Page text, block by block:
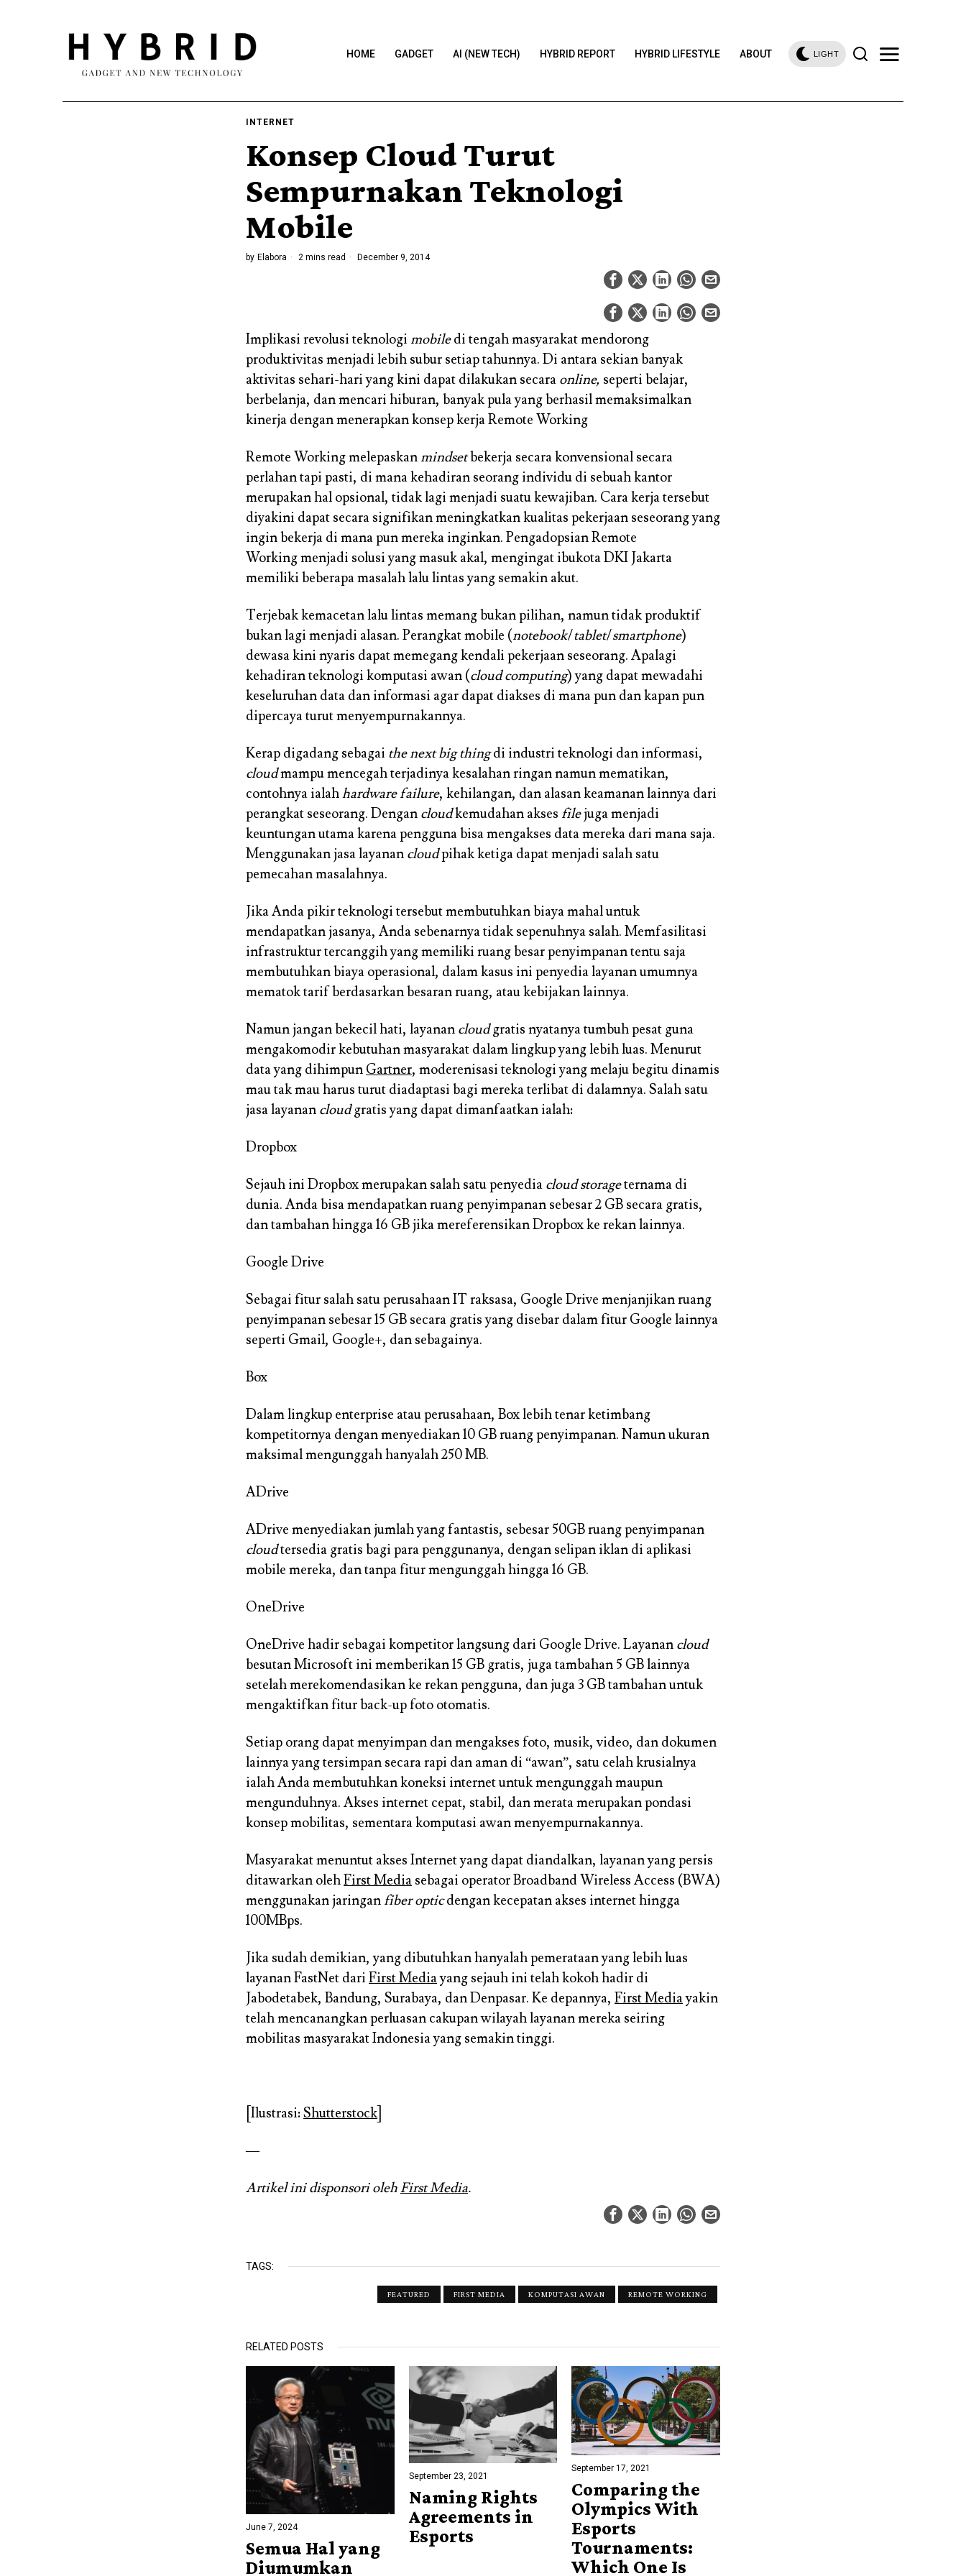
HOME GADGET AI (NEW TECH) HYBRID REPORT HYBRID LIFESTYLE ABOUT LIGHT
INTERNET
Konsep Cloud Turut
Sempurnakan Teknologi
Mobile
by Elabora 2 mins read December 9, 2014
Implikasi revolusi teknologi mobiledi tengah masyarakat mendorong
produktivitas menjadi lebih subur setiap tahunnya. Di antara sekian banyak
aktivitas sehari-hari yang kini dapat dilakukan secara online, seperti belajar,
berbelanja, dan mencari hiburan, banyak pula yang berhasil memaksimalkan
kinerja dengan menerapkan konsep kerja Remote Working
Remote Working melepaskan mindsetbekerja secara konvensional secara
perlahan tapi pasti, di mana kehadiran seorang individu di sebuah kantor
merupakan hal opsional, tidak lagi menjadi suatu kewajiban. Cara kerja tersebut
diyakini dapat secara signifikan meningkatkan kualitas pekerjaan seseorang yang
ingin bekerja di mana pun mereka inginkan. Pengadopsian Remote
Working menjadi solusi yang masuk akal, mengingat ibukota DKI Jakarta
memiliki beberapa masalah lalu lintas yang semakin akut.
Terjebak kemacetan lalu lintas memang bukan pilihan, namun tidak produktif
bukan lagi menjadi alasan. Perangkat mobile (notebook/tablet/smartphone)
dewasa kini nyaris dapat memegang kendali pekerjaan seseorang. Apalagi
kehadiran teknologi komputasi awan (cloud computing) yang dapat mewadahi
keseluruhan data dan informasi agar dapat diakses di mana pun dan kapan pun
dipercaya turut menyempurnakannya.
Kerap digadang sebagai the next big thingdi industri teknologi dan informasi,
cloudmampu mencegah terjadinya kesalahan ringan namun mematikan,
contohnya ialahhardware failure, kehilangan, dan alasan keamanan lainnya dari
perangkat seseorang. Dengan cloudkemudahan akses filejuga menjadi
keuntungan utama karena pengguna bisa mengakses data mereka dari mana saja.
Menggunakan jasa layanan cloudpihak ketiga dapat menjadi salah satu
pemecahan masalahnya.
Jika Anda pikir teknologi tersebut membutuhkan biaya mahal untuk
mendapatkan jasanya, Anda sebenarnya tidak sepenuhnya salah. Memfasilitasi
infrastruktur tercanggih yang memiliki ruang besar penyimpanan tentu saja
membutuhkan biaya operasional, dalam kasus ini penyedia layanan umumnya
mematok tarif berdasarkan besaran ruang, atau kebijakan lainnya.
Namun jangan bekecil hati, layanan cloudgratis nyatanya tumbuh pesat guna
mengakomodir kebutuhan masyarakat dalam lingkup yang lebih luas. Menurut
data yang dihimpun Gartner, moderenisasi teknologi yang melaju begitu dinamis
mau tak mau harus turut diadaptasi bagi mereka terlibat di dalamnya. Salah satu
jasa layanan cloudgratis yang dapat dimanfaatkan ialah:
Dropbox
Sejauh ini Dropbox merupakan salah satu penyedia cloud storageternama di
dunia. Anda bisa mendapatkan ruang penyimpanan sebesar 2 GB secara gratis,
dan tambahan hingga 16 GB jika mereferensikan Dropbox ke rekan lainnya.
Google Drive
Sebagai fitur salah satu perusahaan IT raksasa, Google Drive menjanjikan ruang
penyimpanan sebesar 15 GB secara gratis yang disebar dalam fitur Google lainnya
seperti Gmail, Google+, dan sebagainya.
Box
Dalam lingkup enterprise atau perusahaan, Box lebih tenar ketimbang
kompetitornya dengan menyediakan 10 GB ruang penyimpanan. Namun ukuran
maksimal mengunggah hanyalah 250 MB.
ADrive
ADrive menyediakan jumlah yang fantastis, sebesar 50GB ruang penyimpanan
cloudtersedia gratis bagi para penggunanya, dengan selipan iklan di aplikasi
mobile mereka, dan tanpa fitur mengunggah hingga 16 GB.
OneDrive
OneDrive hadir sebagai kompetitor langsung dari Google Drive. Layanan cloud
besutan Microsoft ini memberikan 15 GB gratis, juga tambahan 5 GB lainnya
setelah merekomendasikan ke rekan pengguna, dan juga 3 GB tambahan untuk
mengaktifkan fitur back-up foto otomatis.
Setiap orang dapat menyimpan dan mengakses foto, musik, video, dan dokumen
lainnya yang tersimpan secara rapi dan aman di “awan”, satu celah krusialnya
ialah Anda membutuhkan koneksi internet untuk mengunggah maupun
mengunduhnya. Akses internet cepat, stabil, dan merata merupakan pondasi
konsep mobilitas, sementara komputasi awan menyempurnakannya.
Masyarakat menuntut akses Internet yang dapat diandalkan, layanan yang persis
ditawarkan olehFirst Media sebagai operator Broadband Wireless Access (BWA)
menggunakan jaringan fiber opticdengan kecepatan akses internet hingga
100MBps.
Jika sudah demikian, yang dibutuhkan hanyalah pemerataan yang lebih luas
layanan FastNet dari First Mediayang sejauh ini telah kokoh hadir di
Jabodetabek, Bandung, Surabaya, dan Denpasar. Ke depannya, First Mediayakin
telah mencanangkan perluasan cakupan wilayah layanan mereka seiring
mobilitas masyarakat Indonesia yang semakin tinggi.
[Ilustrasi:Shutterstock]
—
Artikel ini disponsori olehFirst Media.
TAGS:
FEATURED FIRST MEDIA KOMPUTASI AWAN REMOTE WORKING
RELATED POSTS
June 7, 2024
Semua Hal yang
Diumumkan
September 23, 2021
Naming Rights
Agreements in
Esports
September 17, 2021
Comparing the
Olympics With
Esports
Tournaments:
Which One Is